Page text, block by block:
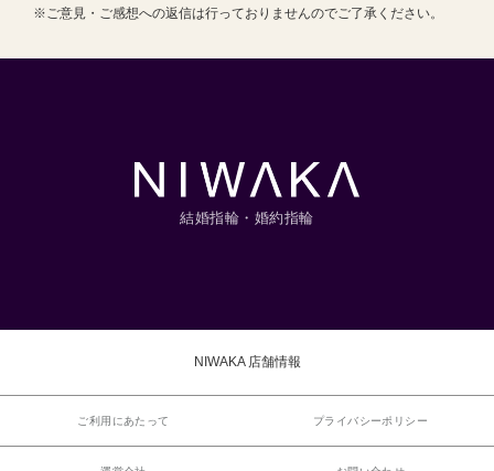
※ご意見・ご感想への返信は行っておりませんのでご了承ください。
結婚指輪・婚約指輪
NIWAKA 店舗情報
ご利用にあたって プライバシーポリシー